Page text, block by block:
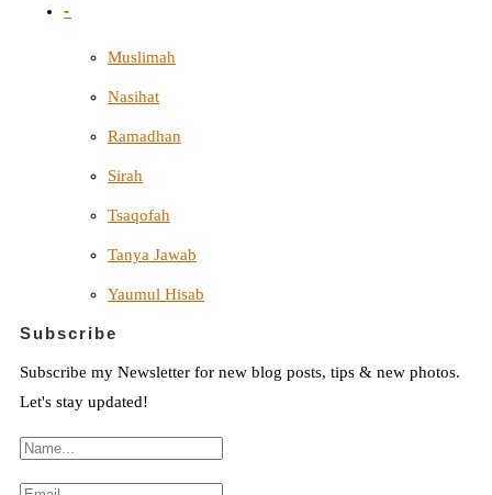
-
Muslimah
Nasihat
Ramadhan
Sirah
Tsaqofah
Tanya Jawab
Yaumul Hisab
Subscribe
Subscribe my Newsletter for new blog posts, tips & new photos.
Let's stay updated!